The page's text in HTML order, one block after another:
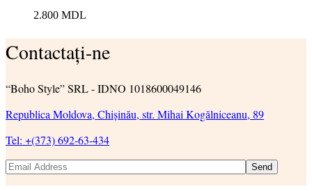
2.800 MDL
Contactați-ne
“Boho Style” SRL - IDNO 1018600049146
Republica Moldova, Chișinău, str. Mihai Kogălniceanu, 89
Tel: +(373) 692-63-434
Send